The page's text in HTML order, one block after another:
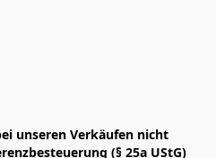
unseren Verkäufen nicht
(§ 25a UStG)